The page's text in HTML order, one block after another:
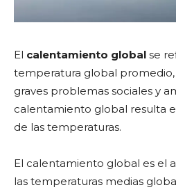
El calentamiento global se
temperatura global
graves problemas sociales y
calentamiento global resulta
de las temperaturas.
El calentamiento global es el
las temperaturas medias